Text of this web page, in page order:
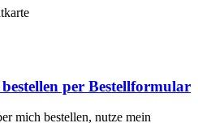
per Bestellformular
mich bestellen, nutze mein